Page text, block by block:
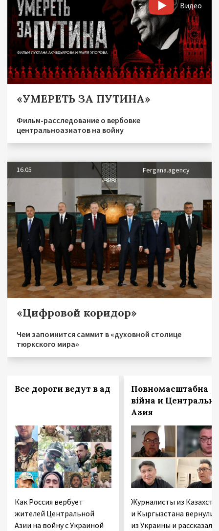
Видео
«УМЕРЕТЬ ЗА ПУТИНА»
Фильм-расследование о вербовке
центральноазиатов на войну
16.05 Fergana.agency
«Цифровой коридор»
Чем запомнится саммит в «духовной столице
тюркского мира»
Все дороги ведут в ад
Как Россия вербует
жителей Центральной
Азии на войну с Украиной
Повномасштабна
війна и
Азия
Журналисты из
и Кыргызстана
из Украины и рассказали,